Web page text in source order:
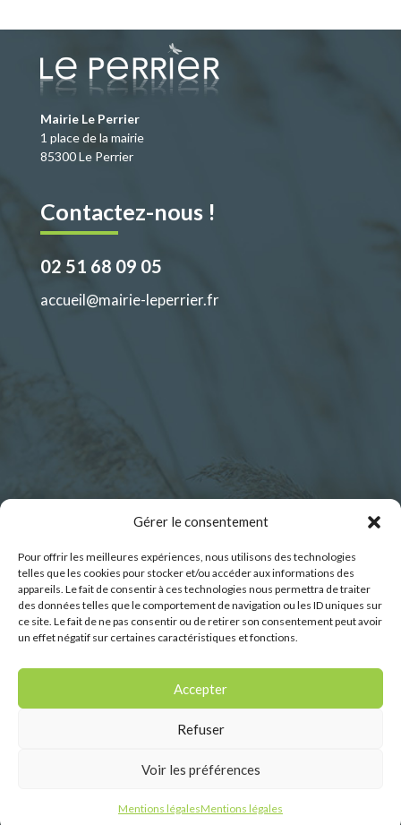
Gérer le consentement
Pour offrir les meilleures expériences, nous utilisons des technologies
telles que les cookies pour stocker et/ou accéder aux informations des
appareils. Le fait de consentir à ces technologies nous permettra de traiter
des données telles que le comportement de navigation ou les ID uniques sur
ce site. Le fait de ne pas consentir ou de retirer son consentement peut avoir
un effet négatif sur certaines caractéristiques et fonctions.
Accepter
Refuser
Voir les préférences
Mentions légalesMentions légales
b
o
o
k
d
o
n
l
g
er
Mairie Le Perrier
1 place de la mairie
85300 Le Perrier
Contactez-nous !
02 51 68 09 05
accueil@mairie-leperrier.fr
Horaires d’ouverture :
Lundi : 9h00 – 12h30
Mardi : 9h00 – 12h30
Mercredi : 9h00 – 12h30
Jeudi : 9h00 – 12h30
Samedi : 9h00-11h45
Conception du site internet :Vingt Mille Lieues -